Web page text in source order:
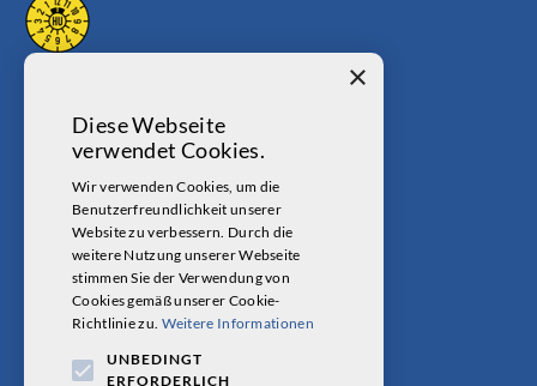
ANDRE'S KFZ-SERVICE 2026. ALL RIGHTS RESERVED.
×
Diese Webseite
verwendet Cookies.
Wir verwenden Cookies, um die
Benutzerfreundlichkeit unserer
Website zu verbessern. Durch die
weitere Nutzung unserer Webseite
stimmen Sie der Verwendung von
Cookies gemäß unserer Cookie-
Richtlinie zu. Weitere Informationen
UNBEDINGT
ERFORDERLICH